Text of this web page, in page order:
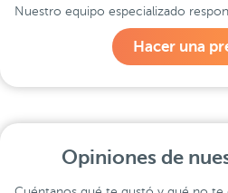
Nuestro equipo especializado
Hacer una
Opiniones de